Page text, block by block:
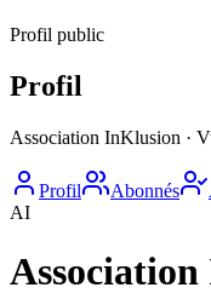
Profil public
Profil
Association InKlusion ·
Profil Abonnés
AI